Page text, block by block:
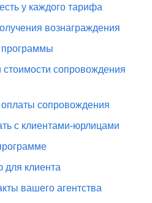
у каждого тарифа
вознаграждения
программы
сопровождения
оплаты сопровождения
с клиентами-юрлицами
для клиента
вашего агентства